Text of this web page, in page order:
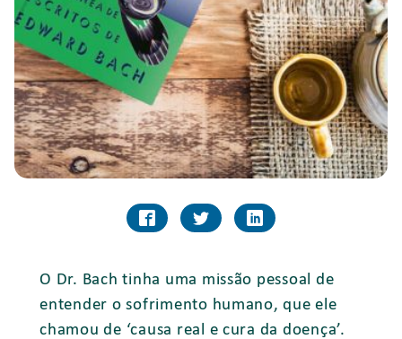
O Dr. Bach tinha uma missão pessoal de
entender o sofrimento humano, que ele
chamou de ‘causa real e cura da doença’.